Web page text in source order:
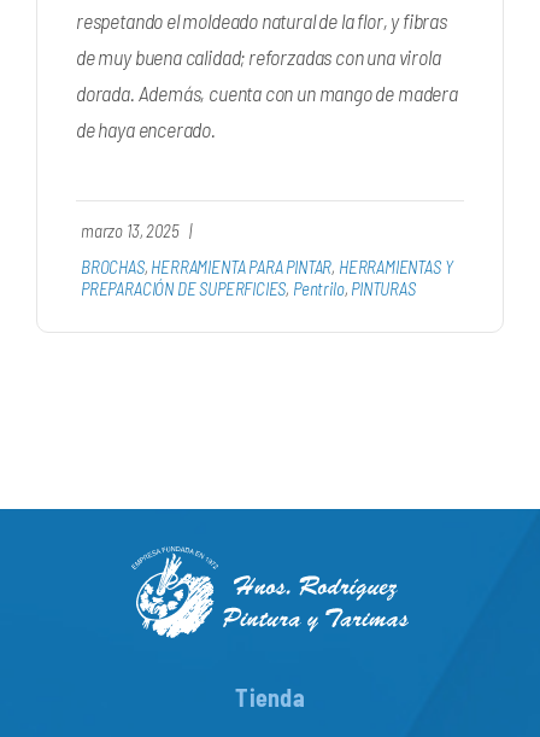
respetando el moldeado natural de la flor, y fibras
de muy buena calidad; reforzadas con una virola
dorada. Además, cuenta con un mango de madera
de haya encerado.
marzo 13, 2025 |
BROCHAS, HERRAMIENTA PARA PINTAR, HERRAMIENTAS Y
PREPARACIÓN DE SUPERFICIES, Pentrilo, PINTURAS
Tienda